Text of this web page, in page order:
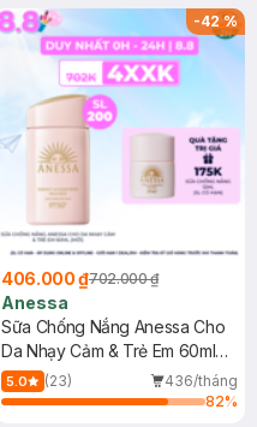
-42%
406.000 ₫702.000 ₫
Anessa
Sữa Chống Nắng Anessa Cho
Da Nhạy Cảm & Trẻ Em 60ml
(Mới)
5.0 (23)
436/tháng
82%